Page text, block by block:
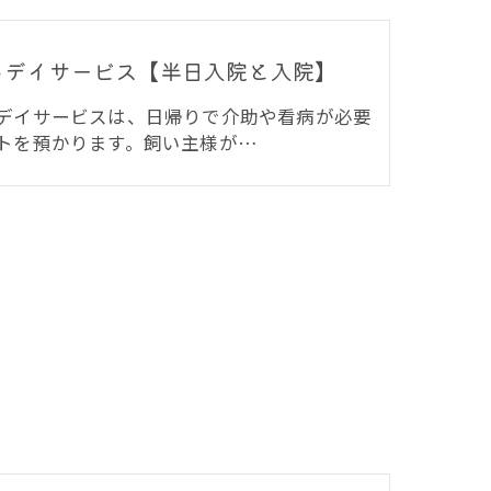
イサービス【半日入院と入院】
イサービスは、日帰りで介助や看病が必要
を預かります。飼い主様が…